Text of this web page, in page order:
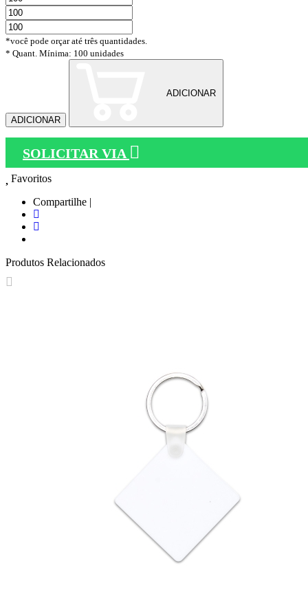
*você pode orçar até três quantidades.
* Quant. Mínima: 100 unidades
ADICIONAR
ADICIONAR
SOLICITAR VIA
Favoritos
Compartilhe |
Produtos Relacionados